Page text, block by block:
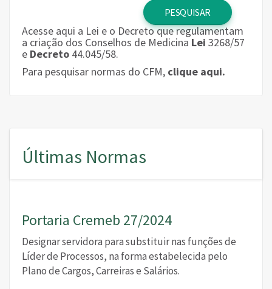
Acesse aqui a Lei e o Decreto que regulamentam
a criação dos Conselhos de Medicina Lei 3268/57
e Decreto 44.045/58.
Para pesquisar normas do CFM, clique aqui.
Últimas Normas
Portaria Cremeb 27/2024
Designar servidora para substituir nas funções de
Líder de Processos, na forma estabelecida pelo
Plano de Cargos, Carreiras e Salários.